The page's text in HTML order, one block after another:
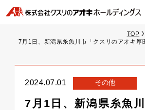
TOP
7月1日、新潟県糸魚川市「クスリのアオキ厚
2024.07.01 その他
7月1日、新潟県糸魚